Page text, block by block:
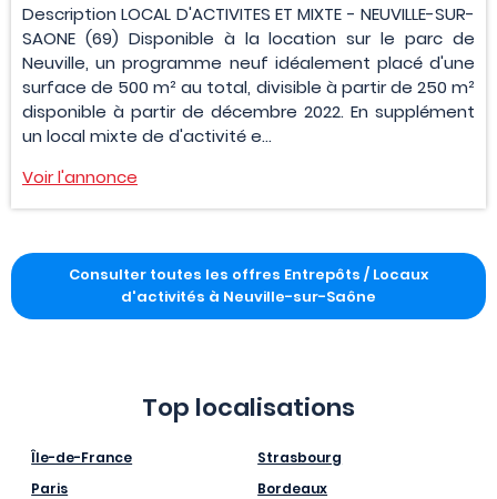
Description LOCAL D'ACTIVITES ET MIXTE - NEUVILLE-SUR-
SAONE (69) Disponible à la location sur le parc de
Neuville, un programme neuf idéalement placé d'une
surface de 500 m² au total, divisible à partir de 250 m²
disponible à partir de décembre 2022. En supplément
un local mixte de d'activité e...
Voir l'annonce
Consulter toutes les offres Entrepôts / Locaux
d'activités à Neuville-sur-Saône
Top localisations
Île-de-France
Paris
Strasbourg
Bordeaux